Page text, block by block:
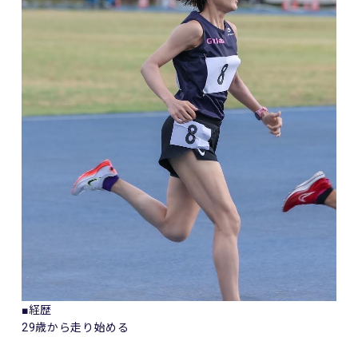
■経歴
29歳から走り始める